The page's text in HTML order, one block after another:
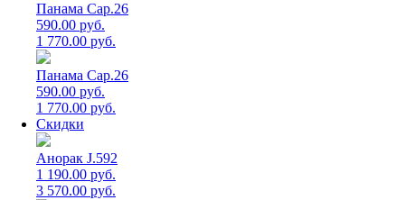
Панама Cap.26
590.00 руб.
1 770.00 руб.
Панама Cap.26
590.00 руб.
1 770.00 руб.
Скидки
Анорак J.592
1 190.00 руб.
3 570.00 руб.